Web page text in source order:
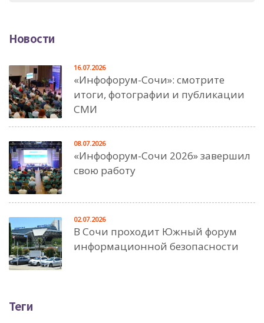
Новости
«Инфофорум-Сочи»: смотрите
итоги, фотографии и публикации
СМИ
16.07.2026
«Инфофорум-Сочи 2026» завершил
свою работу
08.07.2026
В Сочи проходит Южный форум
информационной безопасности
02.07.2026
Теги